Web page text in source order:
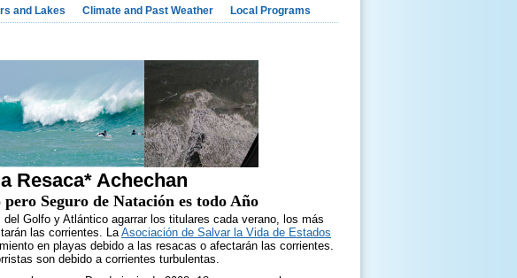
and Lakes Climate and Past Weather Local Programs
Resaca* Achechan
Seguro de Natación es todo Año
Golfo y Atlántico agarrar los titulares cada verano, los más
las corrientes. LaAsociación de Salvar la Vida de Estados
en playas debido a las resacas o afectarán las corrientes.
son debido a corrientes turbulentas.